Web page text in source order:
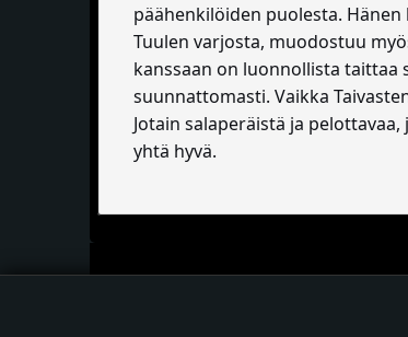
päähenkilöiden puolesta.
Tuulen varjosta, muodostuu
kanssaan on luonnollista taittaa
suunnattomasti. Vaikka
Jotain salaperäistä ja
yhtä hyvä.